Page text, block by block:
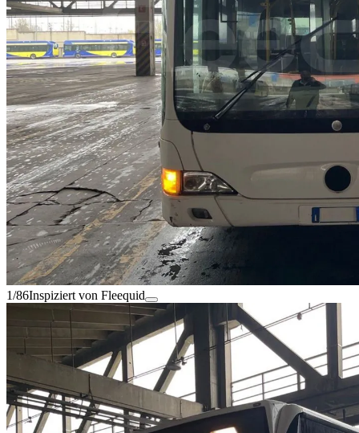
1/86Inspiziert von Fleequid